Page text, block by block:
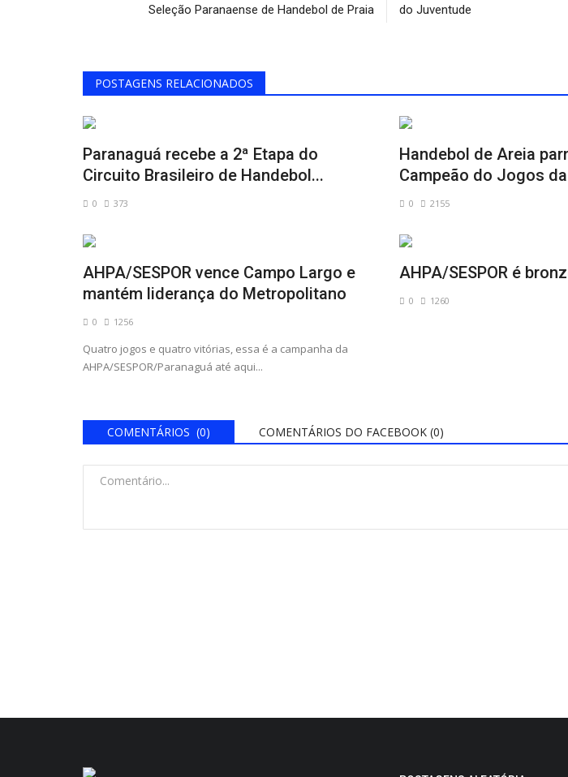
Seleção Paranaense de Handebol de Praia
do Juventude
POSTAGENS RELACIONADOS
Paranaguá recebe a 2ª Etapa do
Circuito Brasileiro de Handebol...
0 373
Handebol de Areia
Campeão do Jogos
0 2155
AHPA/SESPOR vence Campo Largo e
mantém liderança do Metropolitano
0 1256
Quatro jogos e quatro vitórias, essa é a campanha da
AHPA/SESPOR/Paranaguá até aqui...
AHPA/SESPOR é
0 1260
COMENTÁRIOS (0) COMENTÁRIOS DO FACEBOOK (0)